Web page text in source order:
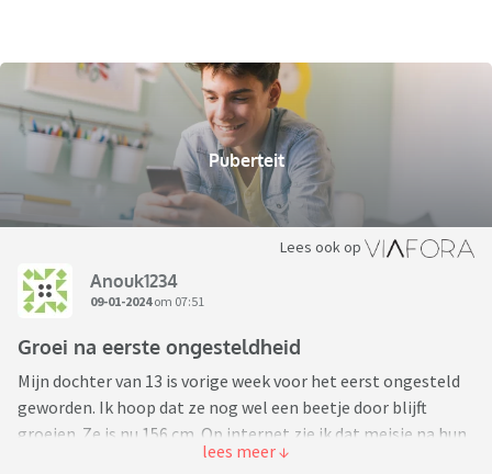
Puberteit
Lees ook op
Anouk1234
09-01-2024om 07:51
Groei na eerste ongesteldheid
Mijn dochter van 13 is vorige week voor het eerst ongesteld
geworden. Ik hoop dat ze nog wel een beetje door blijft
groeien. Ze is nu 156 cm. Op internet zie ik dat meisje na hun
1e ongesteldheid nog 5 a 8 cm doorgroeien. Ik hoop dat ze